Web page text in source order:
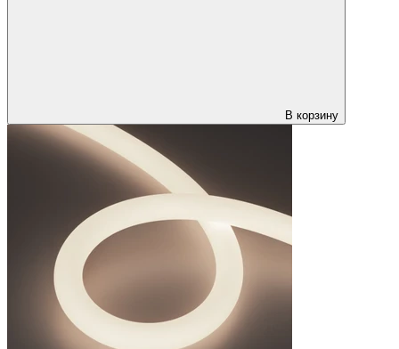
В корзину